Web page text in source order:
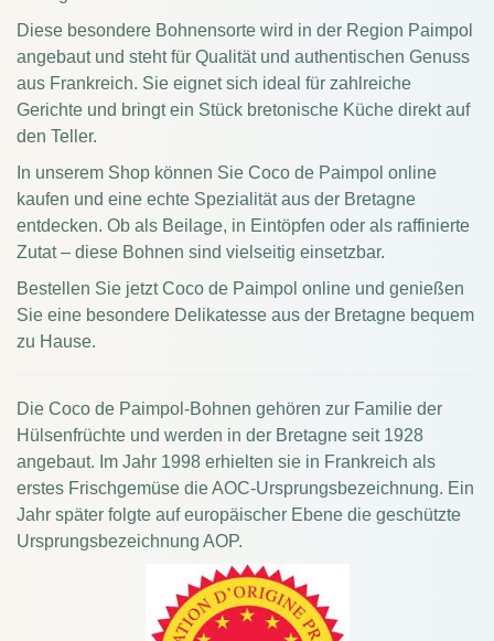
Diese besondere Bohnensorte wird in der Region Paimpol
angebaut und steht für Qualität und authentischen Genuss
aus Frankreich. Sie eignet sich ideal für zahlreiche
Gerichte und bringt ein Stück bretonische Küche direkt auf
den Teller.
In unserem Shop können Sie Coco de Paimpol online
kaufen und eine echte Spezialität aus der Bretagne
entdecken. Ob als Beilage, in Eintöpfen oder als raffinierte
Zutat – diese Bohnen sind vielseitig einsetzbar.
Bestellen Sie jetzt Coco de Paimpol online und genießen
Sie eine besondere Delikatesse aus der Bretagne bequem
zu Hause.
Die Coco de Paimpol-Bohnen gehören zur Familie der
Hülsenfrüchte und werden in der Bretagne seit 1928
angebaut. Im Jahr 1998 erhielten sie in Frankreich als
erstes Frischgemüse die AOC-Ursprungsbezeichnung. Ein
Jahr später folgte auf europäischer Ebene die geschützte
Ursprungsbezeichnung AOP.